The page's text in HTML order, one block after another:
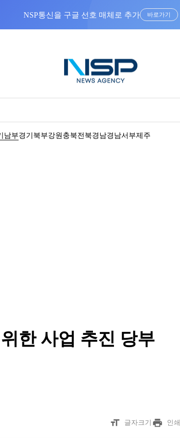
NSP통신을 구글 선호 매체로 추가 바로가기
남부경기북부강원 충북전북경남경남서부제주
한 사업 추진 당부
format_size 글자크기 print 인쇄